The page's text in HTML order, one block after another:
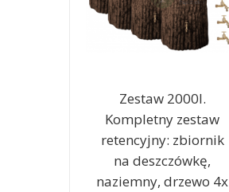
Zestaw 2000l.
Kompletny zestaw
retencyjny: zbiornik
na deszczówkę,
naziemny, drzewo 4x